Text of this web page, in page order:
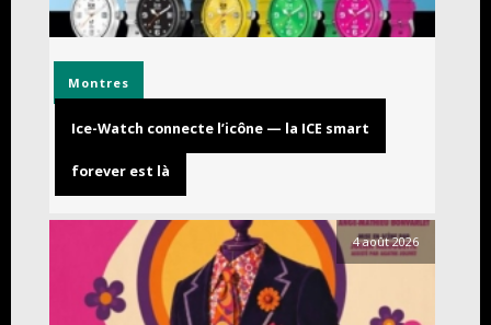
Montres
Ice-Watch connecte l’icône — la ICE smart
forever est là
4 août 2026